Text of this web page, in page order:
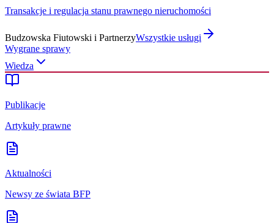
Transakcje i regulacja stanu prawnego nieruchomości
Budzowska Fiutowski i PartnerzyWszystkie usługi
Wygrane sprawy
Wiedza
Publikacje
Artykuły prawne
Aktualności
Newsy ze świata BFP